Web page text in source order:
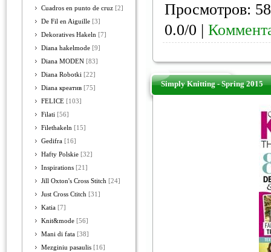
Cuadros en punto de cruz [2]
De Fil en Aiguille [3]
Dekoratives Hakeln [7]
Diana hakelmode [9]
Diana MODEN [83]
Diana Robotki [22]
Diana креатив [75]
FELICE [103]
Filati [56]
Filethakeln [15]
Gedifra [16]
Hafty Polskie [32]
Inspirations [21]
Jill Oxton's Cross Stitch [24]
Just Cross Ctitch [31]
Katia [7]
Knit&mode [56]
Mani di fata [38]
Mezginiu pasaulis [16]
Просмотров:
0.0/0 |
Simply Knitting - Spring 2015